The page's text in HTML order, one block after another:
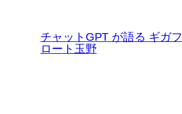
チャットGPT が語る ギガフ
ロート玉野